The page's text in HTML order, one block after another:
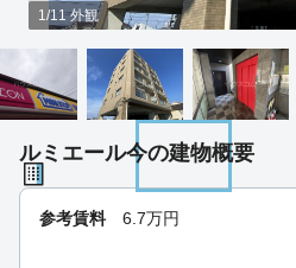
1/11 外観
ルミエール今の建物概要
参考賃料 6.7万円